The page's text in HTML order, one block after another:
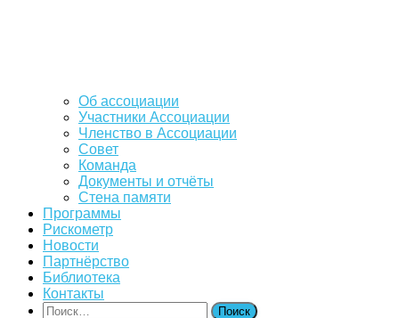
Об ассоциации
Участники Ассоциации
Членство в Ассоциации
Совет
Команда
Документы и отчёты
Стена памяти
Программы
Рискометр
Новости
Партнёрство
Библиотека
Контакты
Найти: